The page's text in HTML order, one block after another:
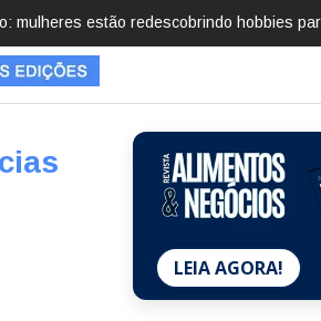
em 2025, diz Anuário de
LEIA AGORA!